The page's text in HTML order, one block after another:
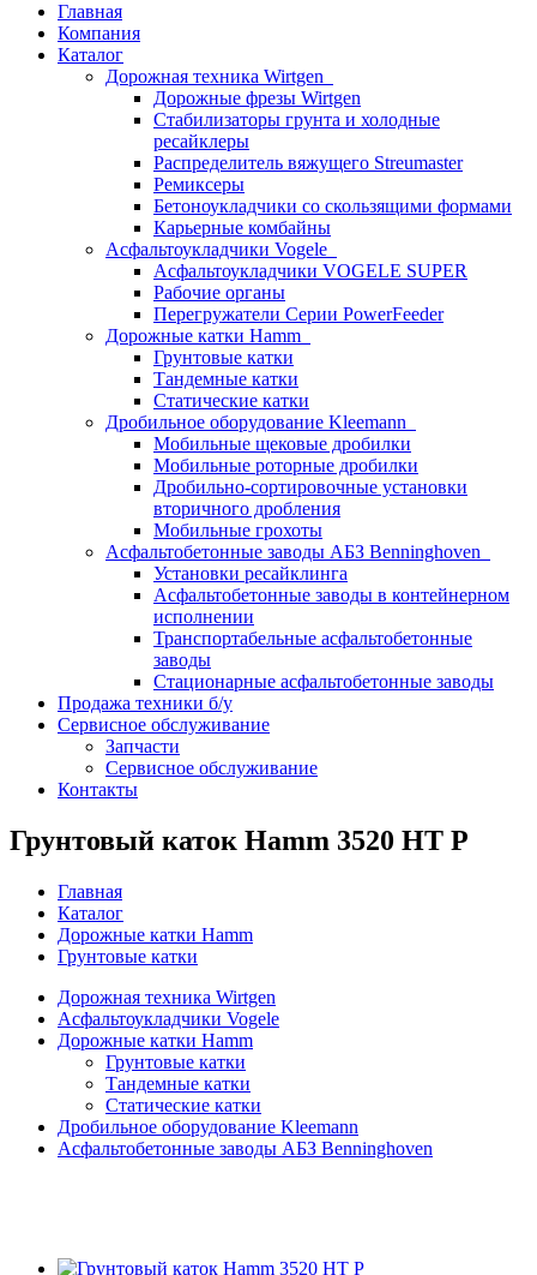
Главная
Компания
Каталог
Дорожная техника Wirtgen
Дорожные фрезы Wirtgen
Стабилизаторы грунта и холодные
ресайклеры
Распределитель вяжущего Streumaster
Ремиксеры
Бетоноукладчики со скользящими формами
Карьерные комбайны
Асфальтоукладчики Vogele
Асфальтоукладчики VOGELE SUPER
Рабочие органы
Перегружатели Серии PowerFeeder
Дорожные катки Hamm
Грунтовые катки
Тандемные катки
Статические катки
Дробильное оборудование Kleemann
Мобильные щековые дробилки
Мобильные роторные дробилки
Дробильно-сортировочные установки
вторичного дробления
Мобильные грохоты
Асфальтобетонные заводы АБЗ Benninghoven
Установки ресайклинга
Асфальтобетонные заводы в контейнерном
исполнении
Транспортабельные асфальтобетонные
заводы
Стационарные асфальтобетонные заводы
Продажа техники б/у
Сервисное обслуживание
Запчасти
Сервисное обслуживание
Контакты
Грунтовый каток Hamm 3520 HT P
Главная
Каталог
Дорожные катки Hamm
Грунтовые катки
Дорожная техника Wirtgen
Асфальтоукладчики Vogele
Дорожные катки Hamm
Грунтовые катки
Тандемные катки
Статические катки
Дробильное оборудование Kleemann
Асфальтобетонные заводы АБЗ Benninghoven